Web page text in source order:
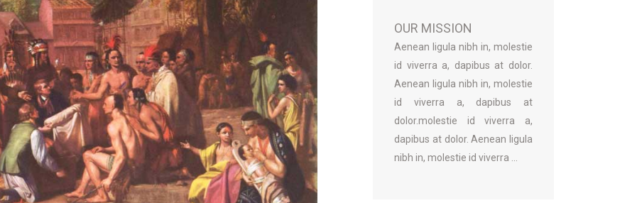
OUR MISSION
Aenean ligula nibh in, molestie
id viverra a, dapibus at dolor.
Aenean ligula nibh in, molestie
id viverra a, dapibus at
dolor.molestie id viverra a,
dapibus at dolor. Aenean ligula
nibh in, molestie id viverra ...